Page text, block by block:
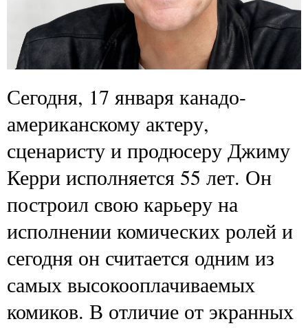
Сегодня, 17 января канадо-
американскому актеру,
сценаристу и продюсеру Джиму
Керри исполняется 55 лет. Он
построил свою карьеру на
исполнении комических ролей и
сегодня он считается одним из
самых высокооплачиваемых
комиков. В отличие от экранных